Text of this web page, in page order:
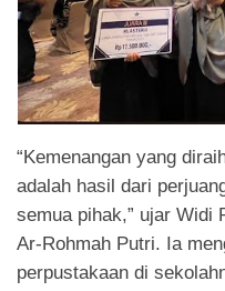
“Kemenangan yang
adalah hasil dari
semua pihak,” ujar Widi
Ar-Rohmah Putri. Ia
perpustakaan di